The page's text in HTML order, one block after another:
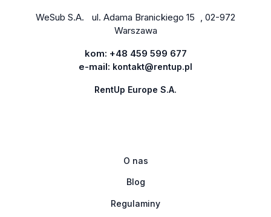
WeSub S.A. ul. Adama Branickiego 15 , 02-972
Warszawa
kom: +48 459 599 677
e-mail: kontakt@rentup.pl
RentUp Europe S.A.
O nas
Blog
Regulaminy